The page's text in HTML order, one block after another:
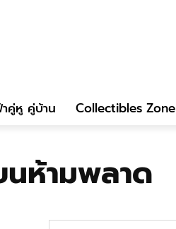
าคู่หู คู่บ้าน Collectibles Zone
นห้ามพลาด